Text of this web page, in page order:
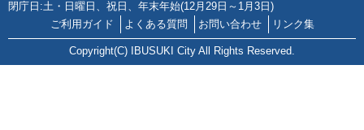
閉庁日:土・日曜日、祝日、年末年始(12月29日～1月3日)
ご利用ガイド
よくある質問 お問い合わせ リンク集
Copyright(C) IBUSUKI City All Rights Reserved.